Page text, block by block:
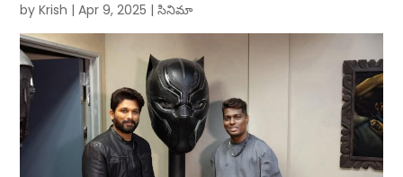
byKrish |Apr 9, 2025 |సినిమా